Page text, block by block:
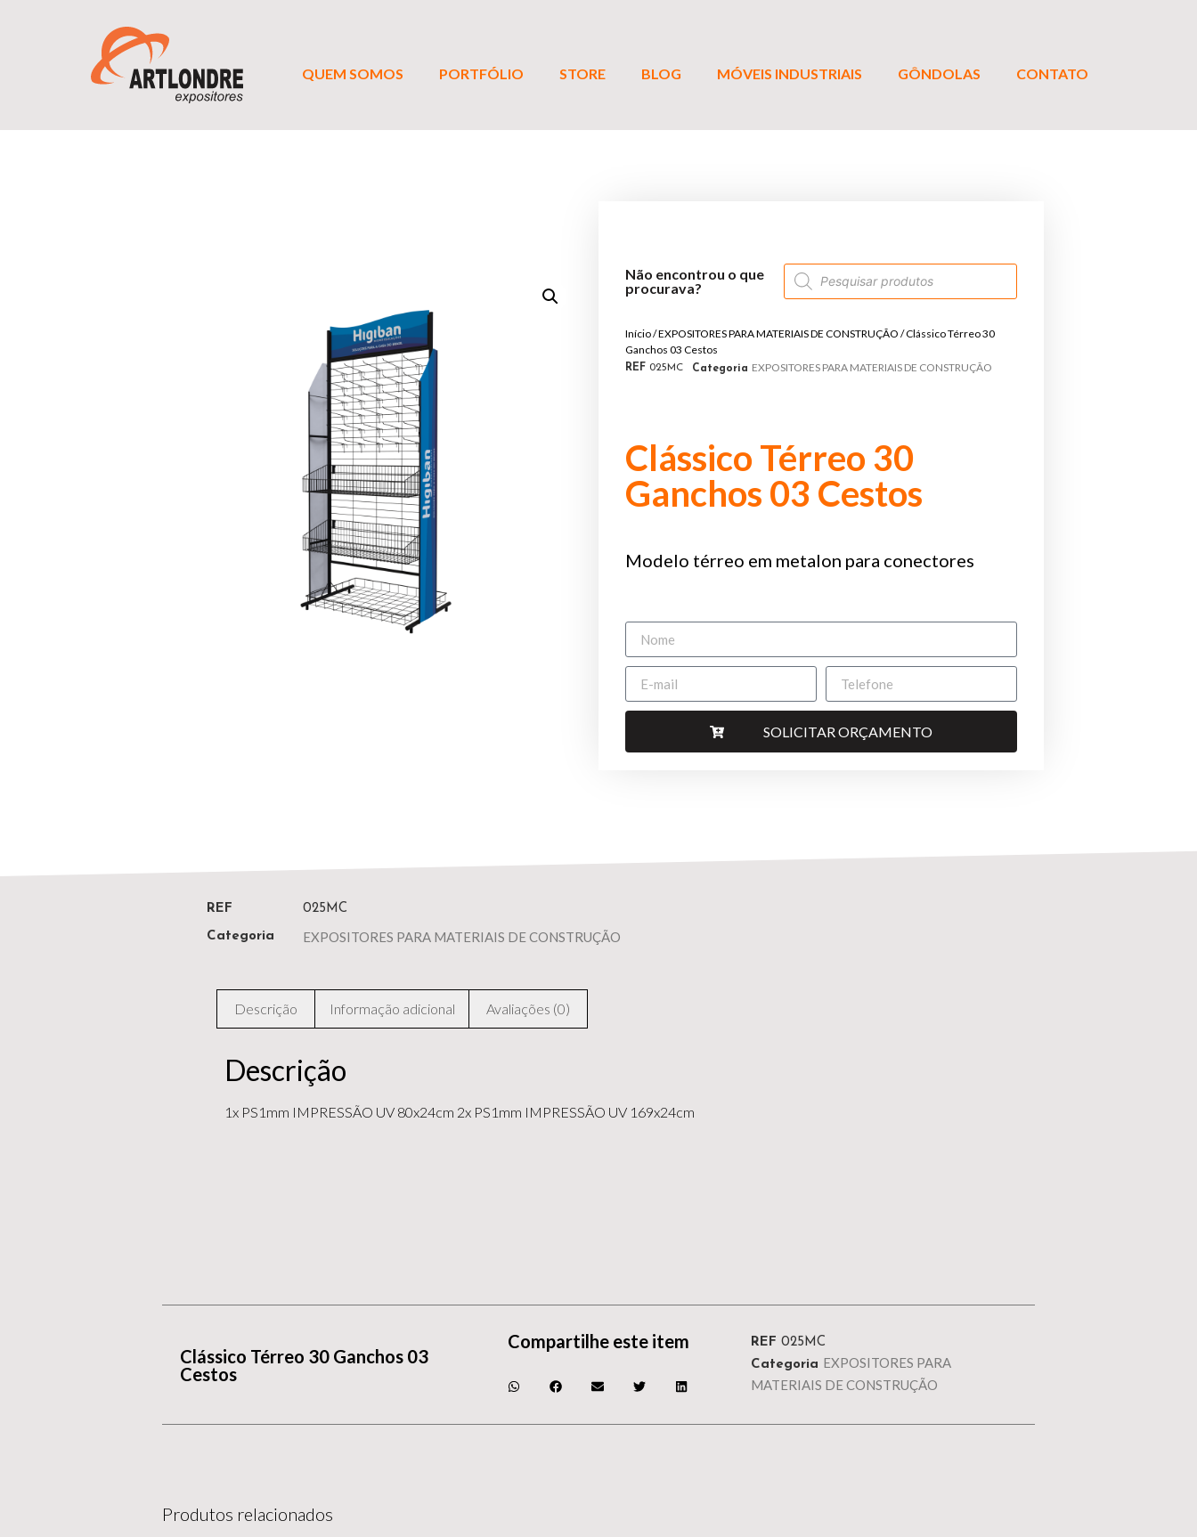
QUEM SOMOS PORTFÓLIO STORE BLOG MÓVEIS INDUSTRIAIS GÔNDOLAS CONTATO
Não encontrou o que
procurava?
Início/EXPOSITORES PARA MATERIAIS DE CONSTRUÇÃO / Clássico Térreo 30
Ganchos 03 Cestos
REF 025MC Categoria EXPOSITORES PARA MATERIAIS DE CONSTRUÇÃO
Clássico Térreo 30
Ganchos 03 Cestos
Modelo térreo em metalon para conectores
SOLICITAR ORÇAMENTO
REF 025MC
Categoria EXPOSITORES PARA MATERIAIS DE CONSTRUÇÃO
Descrição Informação adicional Avaliações (0)
Descrição
1x PS1mm IMPRESSÃO UV 80x24cm 2x PS1mm IMPRESSÃO UV 169x24cm
Clássico Térreo 30 Ganchos 03
Cestos
Compartilhe este item REF 025MC
Categoria EXPOSITORES PARA
MATERIAIS DE CONSTRUÇÃO
Produtos relacionados